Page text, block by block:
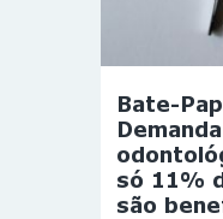
Bate-
só 11%
são